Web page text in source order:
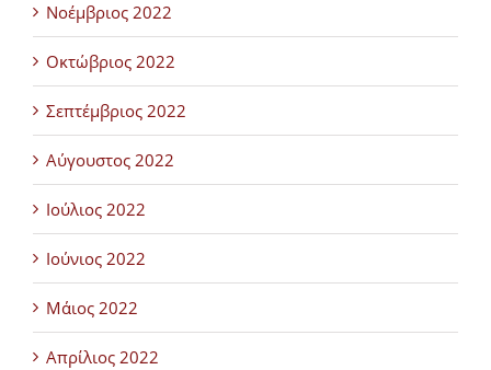
Νοέμβριος 2022
Οκτώβριος 2022
Σεπτέμβριος 2022
Αύγουστος 2022
Ιούλιος 2022
Ιούνιος 2022
Μάιος 2022
Απρίλιος 2022